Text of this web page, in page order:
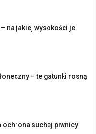
– na jakiej wysokości je
– te gatunki rosną
ochrona suchej piwnicy